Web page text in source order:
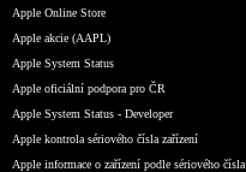
Apple Online Store
Apple akcie (AAPL)
Apple System Status
Apple oficiální podpora pro ČR
Apple System Status - Developer
Apple kontrola sériového čísla zařízení
Apple informace o zařízení podle sériového čísla